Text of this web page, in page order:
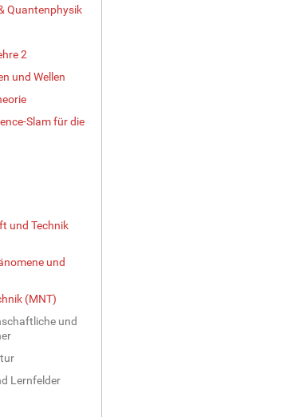
Quantenphysik
2
und Wellen
Slam für die
und Technik
und
(MNT)
und
Lernfelder